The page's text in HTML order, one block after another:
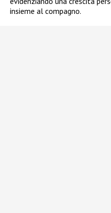
insieme al compagno.